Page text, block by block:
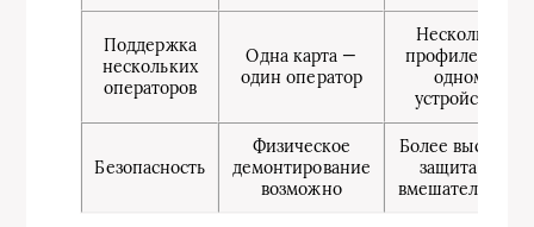
Поддержка
нескольких
операторов
Одна карта —
один оператор
Несколько
профилей на
одном
устройстве
Безопасность
Физическое
демонтирование
возможно
Более высокая
защита от
вмешательства